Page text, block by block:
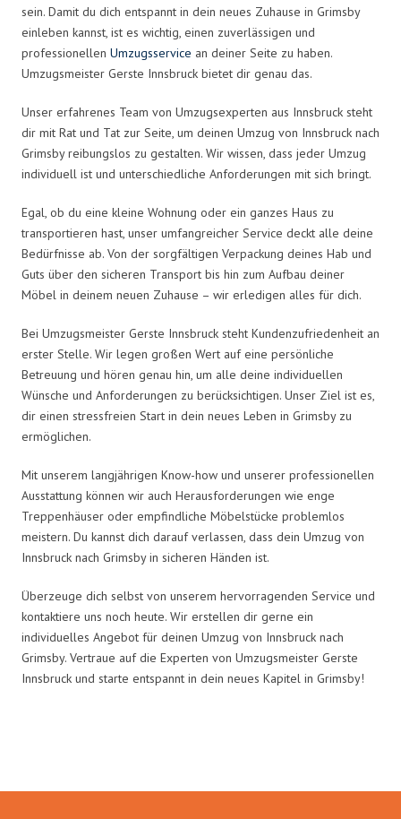
sein. Damit du dich entspannt in dein neues Zuhause in Grimsby
einleben kannst, ist es wichtig, einen zuverlässigen und
professionellen Umzugsservice an deiner Seite zu haben.
Umzugsmeister Gerste Innsbruck bietet dir genau das.
Unser erfahrenes Team von Umzugsexperten aus Innsbruck steht
dir mit Rat und Tat zur Seite, um deinen Umzug von Innsbruck nach
Grimsby reibungslos zu gestalten. Wir wissen, dass jeder Umzug
individuell ist und unterschiedliche Anforderungen mit sich bringt.
Egal, ob du eine kleine Wohnung oder ein ganzes Haus zu
transportieren hast, unser umfangreicher Service deckt alle deine
Bedürfnisse ab. Von der sorgfältigen Verpackung deines Hab und
Guts über den sicheren Transport bis hin zum Aufbau deiner
Möbel in deinem neuen Zuhause – wir erledigen alles für dich.
Bei Umzugsmeister Gerste Innsbruck steht Kundenzufriedenheit an
erster Stelle. Wir legen großen Wert auf eine persönliche
Betreuung und hören genau hin, um alle deine individuellen
Wünsche und Anforderungen zu berücksichtigen. Unser Ziel ist es,
dir einen stressfreien Start in dein neues Leben in Grimsby zu
ermöglichen.
Mit unserem langjährigen Know-how und unserer professionellen
Ausstattung können wir auch Herausforderungen wie enge
Treppenhäuser oder empfindliche Möbelstücke problemlos
meistern. Du kannst dich darauf verlassen, dass dein Umzug von
Innsbruck nach Grimsby in sicheren Händen ist.
Überzeuge dich selbst von unserem hervorragenden Service und
kontaktiere uns noch heute. Wir erstellen dir gerne ein
individuelles Angebot für deinen Umzug von Innsbruck nach
Grimsby. Vertraue auf die Experten von Umzugsmeister Gerste
Innsbruck und starte entspannt in dein neues Kapitel in Grimsby!